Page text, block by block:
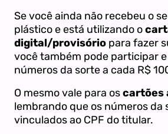
Se você ainda não recebeu o
plástico e está utilizando o
digital/provisório para fazer
você também pode participar
números da sorte a cada R$
O mesmo vale para oscartões
lembrando que os números da
vinculados ao CPF do titular.